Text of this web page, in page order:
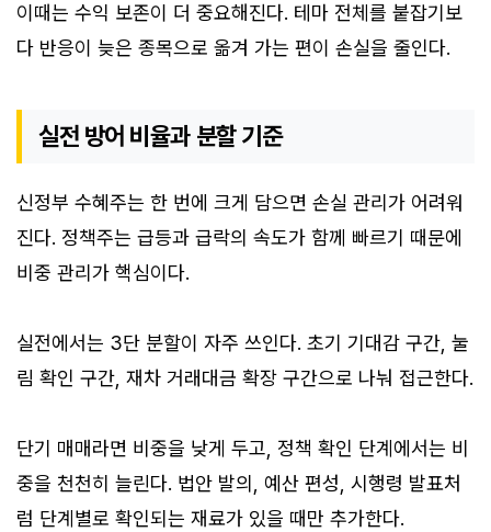
이때는 수익 보존이 더 중요해진다. 테마 전체를 붙잡기보
다 반응이 늦은 종목으로 옮겨 가는 편이 손실을 줄인다.
실전 방어 비율과 분할 기준
신정부 수혜주는 한 번에 크게 담으면 손실 관리가 어려워
진다. 정책주는 급등과 급락의 속도가 함께 빠르기 때문에
비중 관리가 핵심이다.
실전에서는 3단 분할이 자주 쓰인다. 초기 기대감 구간, 눌
림 확인 구간, 재차 거래대금 확장 구간으로 나눠 접근한다.
단기 매매라면 비중을 낮게 두고, 정책 확인 단계에서는 비
중을 천천히 늘린다. 법안 발의, 예산 편성, 시행령 발표처
럼 단계별로 확인되는 재료가 있을 때만 추가한다.